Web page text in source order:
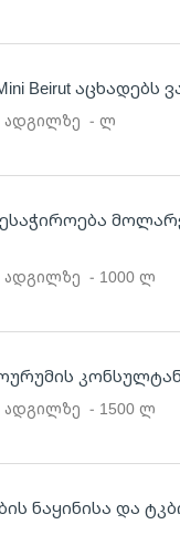
Beirut აცხადებს
ადგილზე - ლ
ადგილზე - 1000 ლ
ადგილზე - 1500 ლ
ნაყინისა და